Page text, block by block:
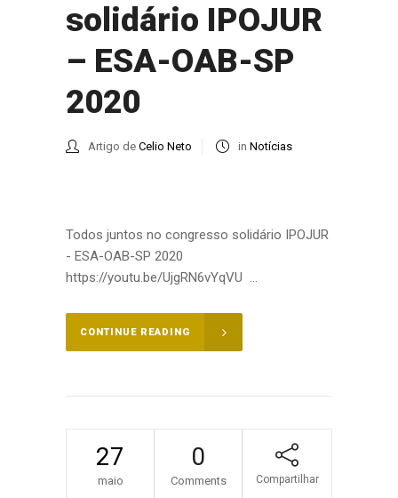
solidário IPOJUR
– ESA-OAB-SP
2020
Artigo de Celio Neto in Notícias
Todos juntos no congresso solidário IPOJUR
- ESA-OAB-SP 2020
https://youtu.be/UjgRN6vYqVU ...
CONTINUE READING
27
maio
0
Comments Compartilhar